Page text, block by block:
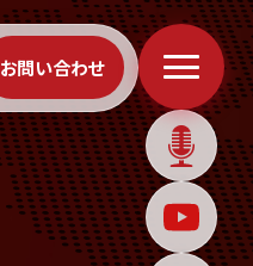
お問い合わせ